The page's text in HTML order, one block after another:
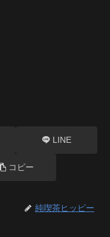
LINE
コピー
純喫茶ヒッピー